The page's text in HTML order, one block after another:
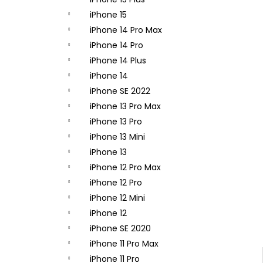
iPhone 15
iPhone 14 Pro Max
iPhone 14 Pro
iPhone 14 Plus
iPhone 14
iPhone SE 2022
iPhone 13 Pro Max
iPhone 13 Pro
iPhone 13 Mini
iPhone 13
iPhone 12 Pro Max
iPhone 12 Pro
iPhone 12 Mini
iPhone 12
iPhone SE 2020
iPhone 11 Pro Max
iPhone 11 Pro
APPLE IPHONE 14 PRO - ZADNÁ KAMERA
- ORIGINAL APPLE
65,90 €